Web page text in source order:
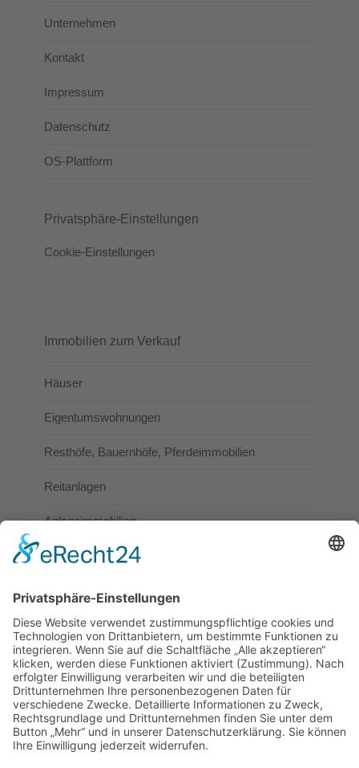
Unternehmen
Kontakt
Impressum
Datenschutz
OS-Plattform
Privatsphäre-Einstellungen
Cookie-Einstellungen
Immobilien zum Verkauf
Häuser
Eigentumswohnungen
Resthöfe, Bauernhöfe, Pferdeimmobilien
Reitanlagen
Anlageimmobilien
Gewerbeimmobilien
Immobilien zur Vermietung
Häuser und Wohnungen
Reitanlagen